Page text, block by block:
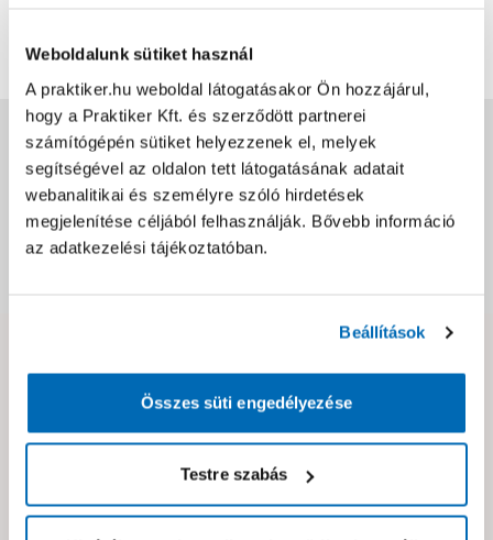
Weboldalunk sütiket használ
A praktiker.hu weboldal látogatásakor Ön hozzájárul,
hogy a Praktiker Kft. és szerződött partnerei
számítógépén sütiket helyezzenek el, melyek
segítségével az oldalon tett látogatásának adatait
webanalitikai és személyre szóló hirdetések
megjelenítése céljából felhasználják. Bővebb információ
az adatkezelési tájékoztatóban.
Beállítások
Összes süti engedélyezése
Testre szabás
Jótállás, szavatosság
Csomagolási és súly információk
Kérjük jelezd nekünk!
Neked ajánljuk!